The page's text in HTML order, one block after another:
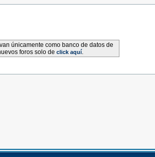
únicamente como banco de datos de
foros solo de click aquí.